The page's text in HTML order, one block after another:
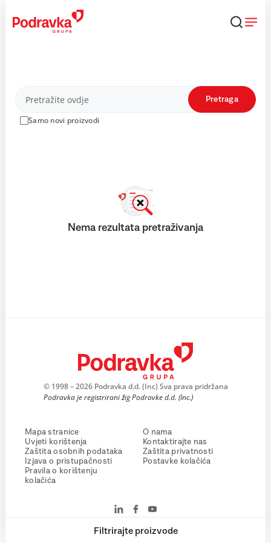
content
Proizvodi
Samo novi proizvodi
Pretraga
Filtrirajte proizvode
Nema rezultata pretraživanja
© 1998 – 2026 Podravka d.d. (Inc) Sva prava pridržana
Podravka je registrirani žig Podravke d.d. (Inc.)
Mapa stranice
Uvjeti korištenja
Zaštita osobnih podataka
Izjava o pristupačnosti
Pravila o korištenju
kolačića
O nama
Kontaktirajte nas
Zaštita privatnosti
Postavke kolačića